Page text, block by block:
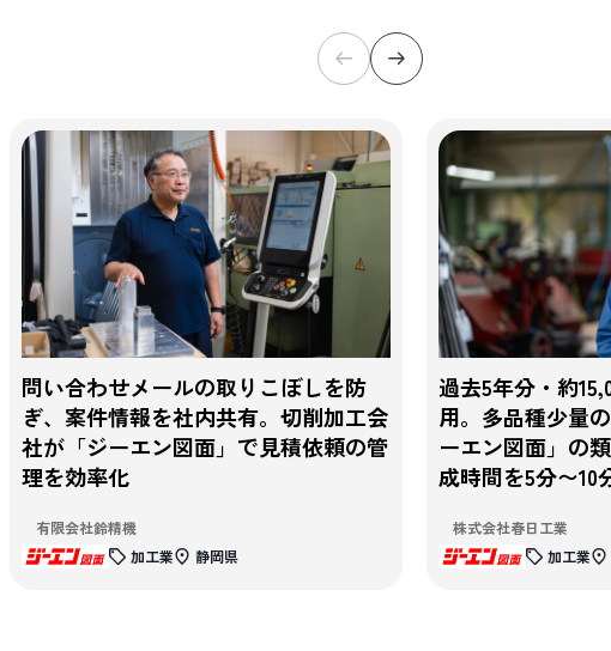
問い合わせメールの取りこぼしを防
ぎ、案件情報を社内共有。切削加工会
社が「ジーエン図面」で見積依頼の管
理を効率化
有限会社鈴精機
加工業
静岡県
過去5年分・約
用。多品種少量
ーエン図面」の
成時間を5分〜10
株式会社春日工業
加工業